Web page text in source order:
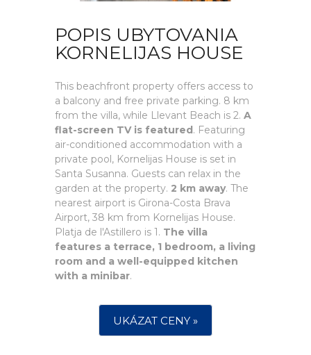
POPIS UBYTOVANIA
KORNELIJAS HOUSE
This beachfront property offers access to
a balcony and free private parking. 8 km
from the villa, while Llevant Beach is 2. A
flat-screen TV is featured. Featuring
air-conditioned accommodation with a
private pool, Kornelijas House is set in
Santa Susanna. Guests can relax in the
garden at the property. 2 km away. The
nearest airport is Girona-Costa Brava
Airport, 38 km from Kornelijas House.
Platja de l'Astillero is 1. The villa
features a terrace, 1 bedroom, a living
room and a well-equipped kitchen
with a minibar.
UKÁZAT CENY »